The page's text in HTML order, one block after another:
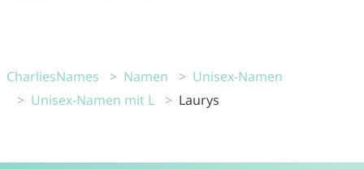
CharliesNames Namen
Unisex-Namen
Unisex-Namen mit L
Laurys